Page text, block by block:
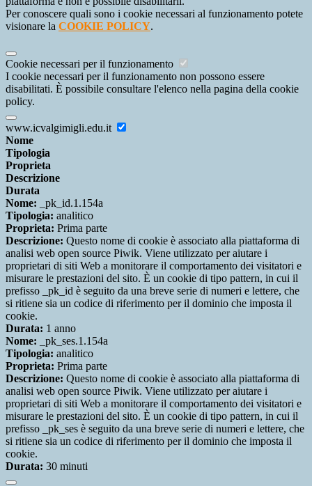
Per conoscere quali sono i cookie necessari al funzionamento potete
visionare la COOKIE POLICY.
Cookie necessari per il funzionamento
I cookie necessari per il funzionamento non possono essere
disabilitati. È possibile consultare l'elenco nella pagina della cookie
policy.
www.icvalgimigli.edu.it
Nome
Tipologia
Proprieta
Descrizione
Durata
Nome: _pk_id.1.154a
Tipologia: analitico
Proprieta: Prima parte
Descrizione: Questo nome di cookie è associato alla piattaforma di
analisi web open source Piwik. Viene utilizzato per aiutare i
proprietari di siti Web a monitorare il comportamento dei visitatori e
misurare le prestazioni del sito. È un cookie di tipo pattern, in cui il
prefisso _pk_id è seguito da una breve serie di numeri e lettere, che
si ritiene sia un codice di riferimento per il dominio che imposta il
cookie.
Durata: 1 anno
Nome: _pk_ses.1.154a
Tipologia: analitico
Proprieta: Prima parte
Descrizione: Questo nome di cookie è associato alla piattaforma di
analisi web open source Piwik. Viene utilizzato per aiutare i
proprietari di siti Web a monitorare il comportamento dei visitatori e
misurare le prestazioni del sito. È un cookie di tipo pattern, in cui il
prefisso _pk_ses è seguito da una breve serie di numeri e lettere, che
si ritiene sia un codice di riferimento per il dominio che imposta il
cookie.
Durata: 30 minuti